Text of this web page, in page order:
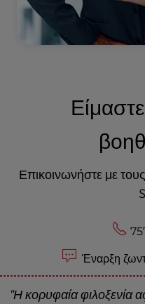
Επικοινωνήστε με
Έναρξη
"Η κορυφαία φιλοξενία